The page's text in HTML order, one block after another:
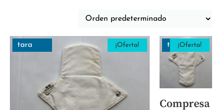
¡Oferta!
tara ¡Oferta!
tara
Compresa